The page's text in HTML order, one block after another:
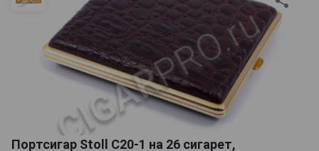
Портсигар Stoll C20-1 на 26 сигарет,